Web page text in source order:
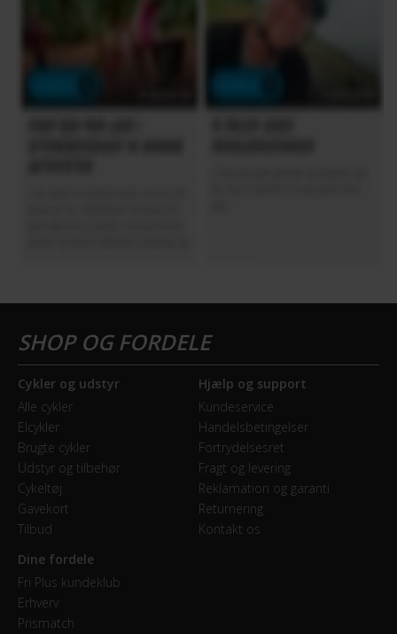
Cykler og udstyr
Alle cykler
Elcykler
Brugte cykler
Udstyr og tilbehør
Cykeltøj
Gavekort
Tilbud
Hjælp og support
Kundeservice
Handelsbetingelser
Fortrydelsesret
Fragt og levering
Reklamation og garanti
Returnering
Kontakt os
Dine fordele
Fri Plus kundeklub
Erhverv
Prismatch